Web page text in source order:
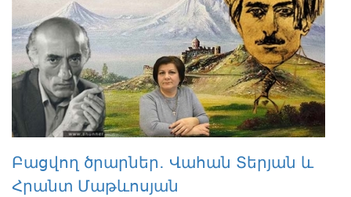
Բացվող ծրարներ․ Վահան Տերյան և
Հրանտ Մաթևոսյան